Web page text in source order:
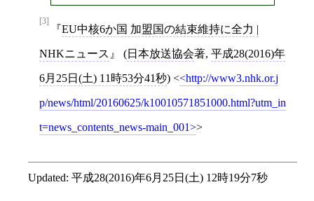
[3]
EU中核6か国 加盟国の結束維持に全力 |
NHKニュース (日本放送協会著, 平成28(2016)年
6月25日(土) 11時53分41秒) < http://www3.nhk.or.j
p/news/html/20160625/k10010571851000.html?utm_in
t=news_contents_news-main_001 >
Updated: 平成28(2016)年6月25日(土) 12時19分7秒